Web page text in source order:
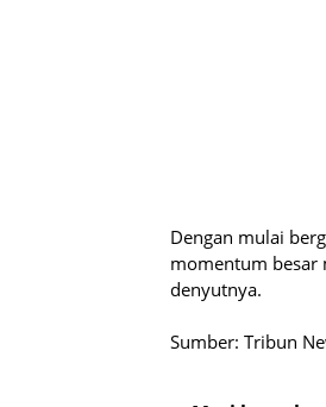
Dengan mulai
momentum besar
denyutnya.
Sumber: Tribun